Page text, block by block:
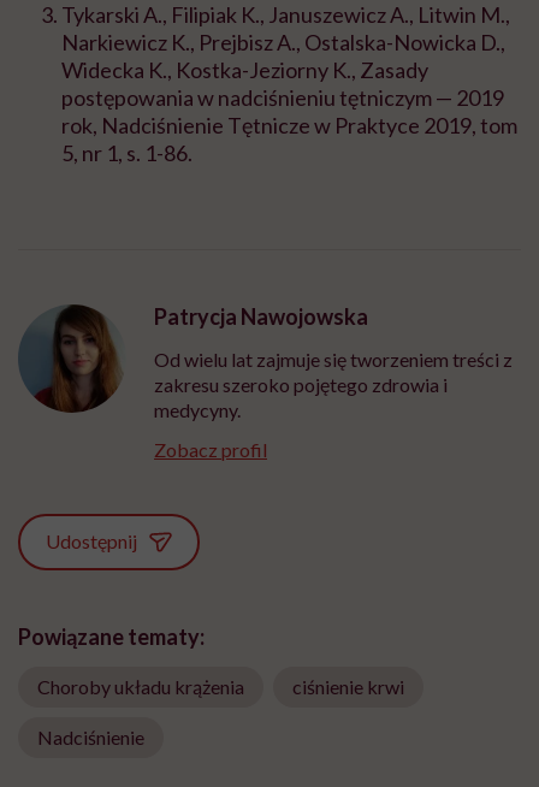
Tykarski A., Filipiak K., Januszewicz A., Litwin M.,
Narkiewicz K., Prejbisz A., Ostalska-Nowicka D.,
Widecka K., Kostka-Jeziorny K., Zasady
postępowania w nadciśnieniu tętniczym — 2019
rok, Nadciśnienie Tętnicze w Praktyce 2019, tom
5, nr 1, s. 1-86.
Patrycja Nawojowska
Od wielu lat zajmuje się tworzeniem treści z
zakresu szeroko pojętego zdrowia i
medycyny.
Zobacz profil
Udostępnij
Powiązane tematy:
Choroby układu krążenia ciśnienie krwi
Nadciśnienie